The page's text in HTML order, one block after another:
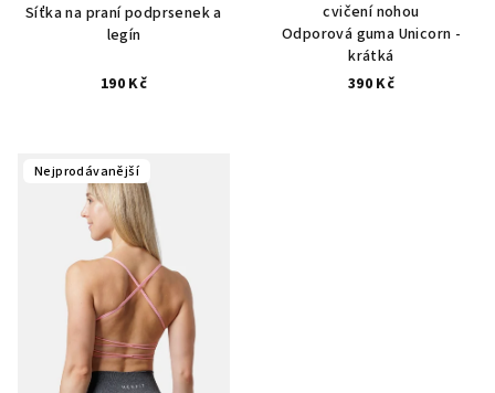
Síťka na praní podprsenek a
legín
190 Kč
Odporová guma Unicorn -
krátká
390 Kč
Nejprodávanější